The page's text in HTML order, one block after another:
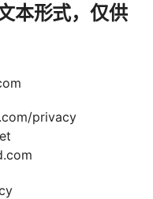
本形式，仅供
privacy